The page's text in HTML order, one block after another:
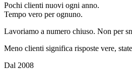
Pochi clienti nuovi ogni anno.
Tempo vero per ognuno.
Lavoriamo a numero chiuso. Non per
Meno clienti significa risposte vere,
Dal 2008